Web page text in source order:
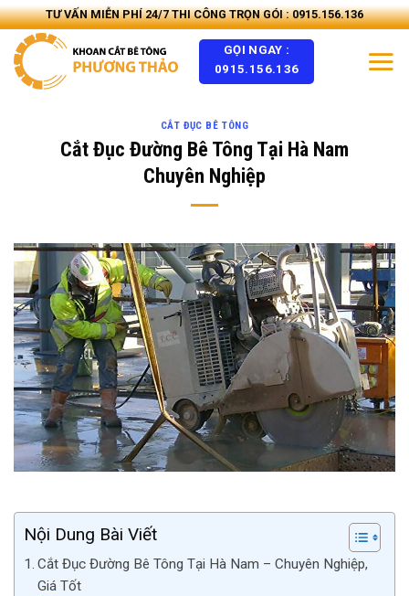
Skip
to
content
TƯ VẤN MIỄN PHÍ 24/7 THI CÔNG TRỌN GÓI : 0915.156.136
GỌI NGAY :
0915.156.136
CẮT ĐỤC BÊ TÔNG
Cắt Đục Đường Bê Tông Tại Hà Nam
Chuyên Nghiệp
Nội Dung Bài Viết
Cắt Đục Đường Bê Tông Tại Hà Nam – Chuyên Nghiệp,
Giá Tốt